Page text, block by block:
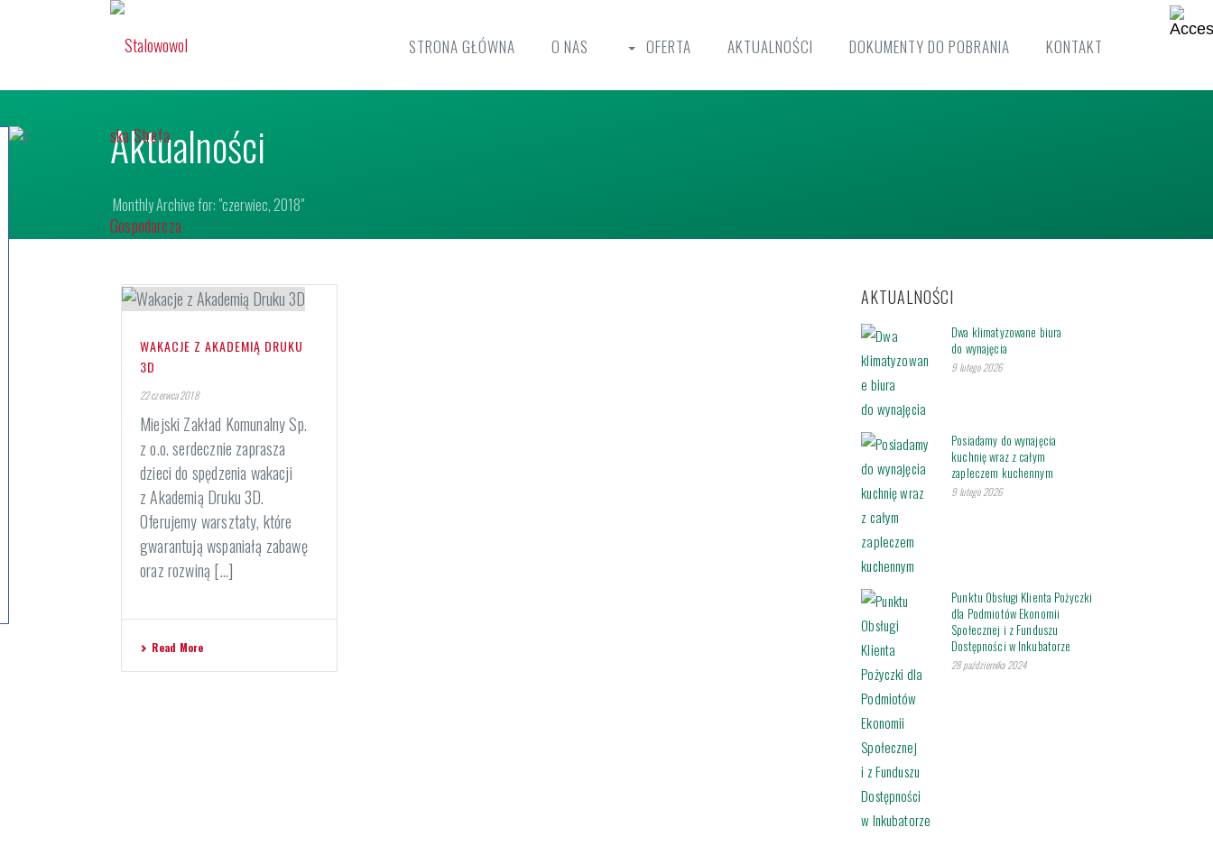
STRONA GŁÓWNA O NAS OFERTA AKTUALNOŚCI DOKUMENTY DO POBRANIA KONTAKT
Aktualności
Monthly Archive for: "czerwiec, 2018"
WAKACJE Z AKADEMIĄ DRUKU
3D
22 czerwca 2018
Miejski Zakład Komunalny Sp.
z o.o. serdecznie zaprasza
dzieci do spędzenia wakacji
z Akademią Druku 3D.
Oferujemy warsztaty, które
gwarantują wspaniałą zabawę
oraz rozwiną [...]
Read More
AKTUALNOŚCI
Dwa klimatyzowane biura
do wynajęcia
9 lutego 2026
Posiadamy do wynajęcia
kuchnię wraz z całym
zapleczem kuchennym
9 lutego 2026
Punktu Obsługi Klienta Pożyczki
dla Podmiotów Ekonomii
Społecznej i z Funduszu
Dostępności w Inkubatorze
28 października 2024